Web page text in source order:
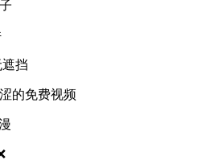
挡
的免费视频